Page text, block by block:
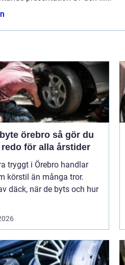
örebro så gör du
för alla årstider
tryggt i Örebro handlar
körstil än många tror.
däck, när de byts och hur